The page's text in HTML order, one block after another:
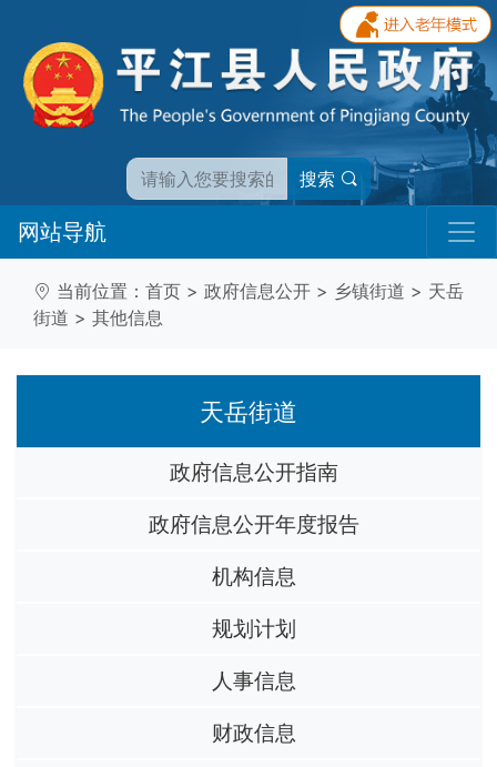
搜索
网站导航
当前位置： 首页 > 政府信息公开 > 乡镇街道 > 天岳
街道 > 其他信息
天岳街道
政府信息公开指南
政府信息公开年度报告
机构信息
规划计划
人事信息
财政信息